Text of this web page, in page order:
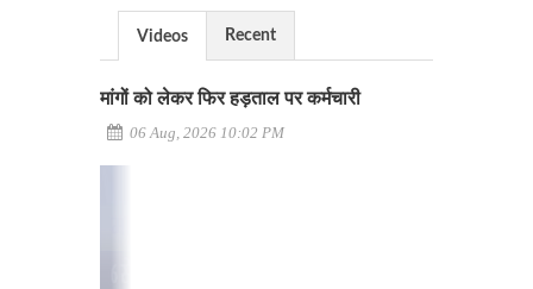
Videos Recent
मांगों को लेकर फिर हड़ताल पर कर्मचारी
06 Aug, 2026 10:02 PM